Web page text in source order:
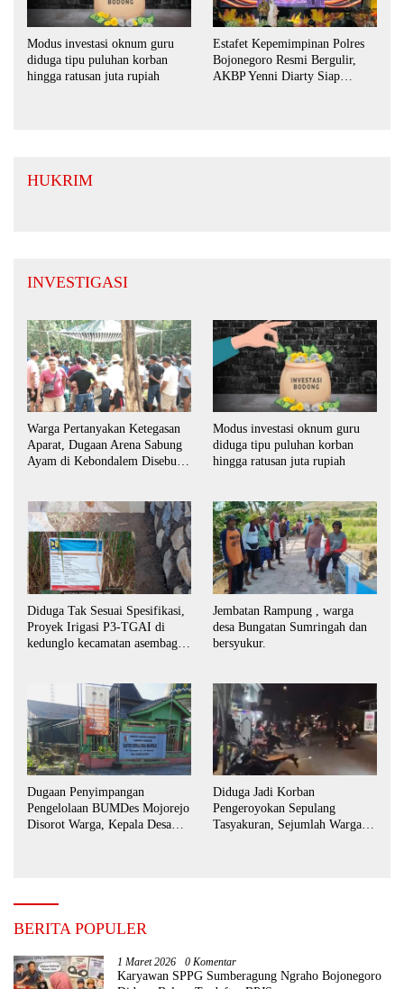
Modus investasi oknum guru
diduga tipu puluhan korban
hingga ratusan juta rupiah
Estafet Kepemimpinan Polres
Bojonegoro Resmi Bergulir,
AKBP Yenni Diarty Siap
HUKRIM
INVESTIGASI
Warga Pertanyakan Ketegasan
Aparat, Dugaan Arena Sabung
Ayam di Kebondalem Disebut
Modus investasi oknum guru
diduga tipu puluhan korban
hingga ratusan juta rupiah
Diduga Tak Sesuai Spesifikasi,
Proyek Irigasi P3-TGAI di
kedunglo kecamatan asembagus
Jembatan Rampung , warga
desa Bungatan Sumringah dan
bersyukur.
Dugaan Penyimpangan
Pengelolaan BUMDes Mojorejo
Disorot Warga, Kepala Desa
Diduga Jadi Korban
Pengeroyokan Sepulang
Tasyakuran, Sejumlah Warga
BERITA POPULER
1 Maret 2026 0 Komentar
Karyawan SPPG Sumberagung Ngraho Bojonegoro